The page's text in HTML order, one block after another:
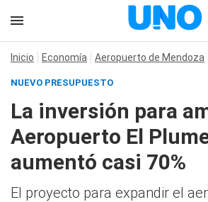
Inicio Economía Aeropuerto de Mendoza
NUEVO PRESUPUESTO
La inversión para
Aeropuerto El
aumentó casi 70%
El proyecto para expandir el